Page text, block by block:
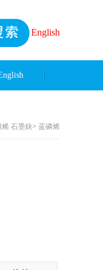
English
烯 石墨炔> 蓝磷烯